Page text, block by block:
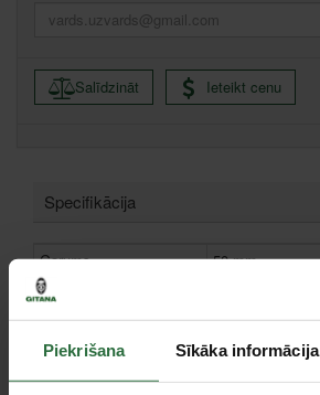
Piekrišana Sīkāka informācija
Salīdzināt Ieteikt cenu
Specifikācija
Garums
50 mm
Krāsa
Diametrs
1,7 mm
Piederumi